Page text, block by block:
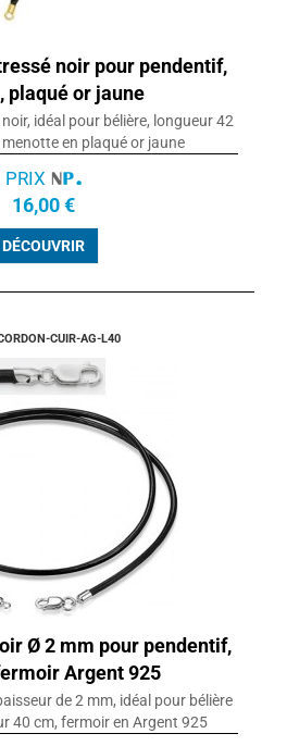
noir pour pendentif,
plaqué or jaune
idéal pour bélière, longueur 42
en plaqué or jaune
PRIX
16,00 €
DÉCOUVRIR
CUIR-AG-L40
Ø 2 mm pour pendentif,
Argent 925
de 2 mm, idéal pour bélière
40 cm, fermoir en Argent 925